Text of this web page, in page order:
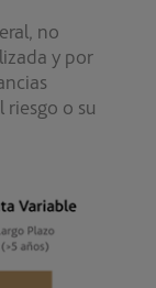
no
y por
riesgo o su